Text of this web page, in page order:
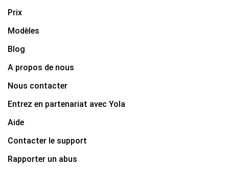
Prix
Modèles
Blog
A propos de nous
Nous contacter
Entrez en partenariat avec Yola
Aide
Contacter le support
Rapporter un abus